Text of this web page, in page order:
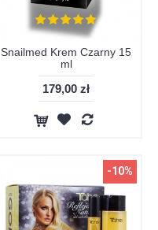
Snailmed Krem Czarny 15
ml
179,00 zł
-10%